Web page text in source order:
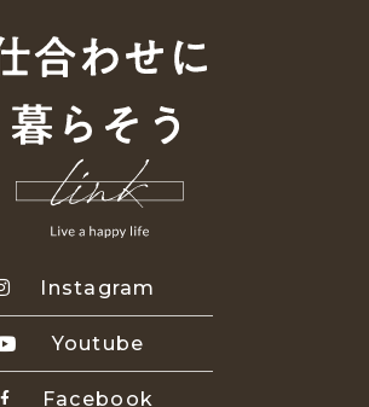
Instagram
Youtube
Facebook